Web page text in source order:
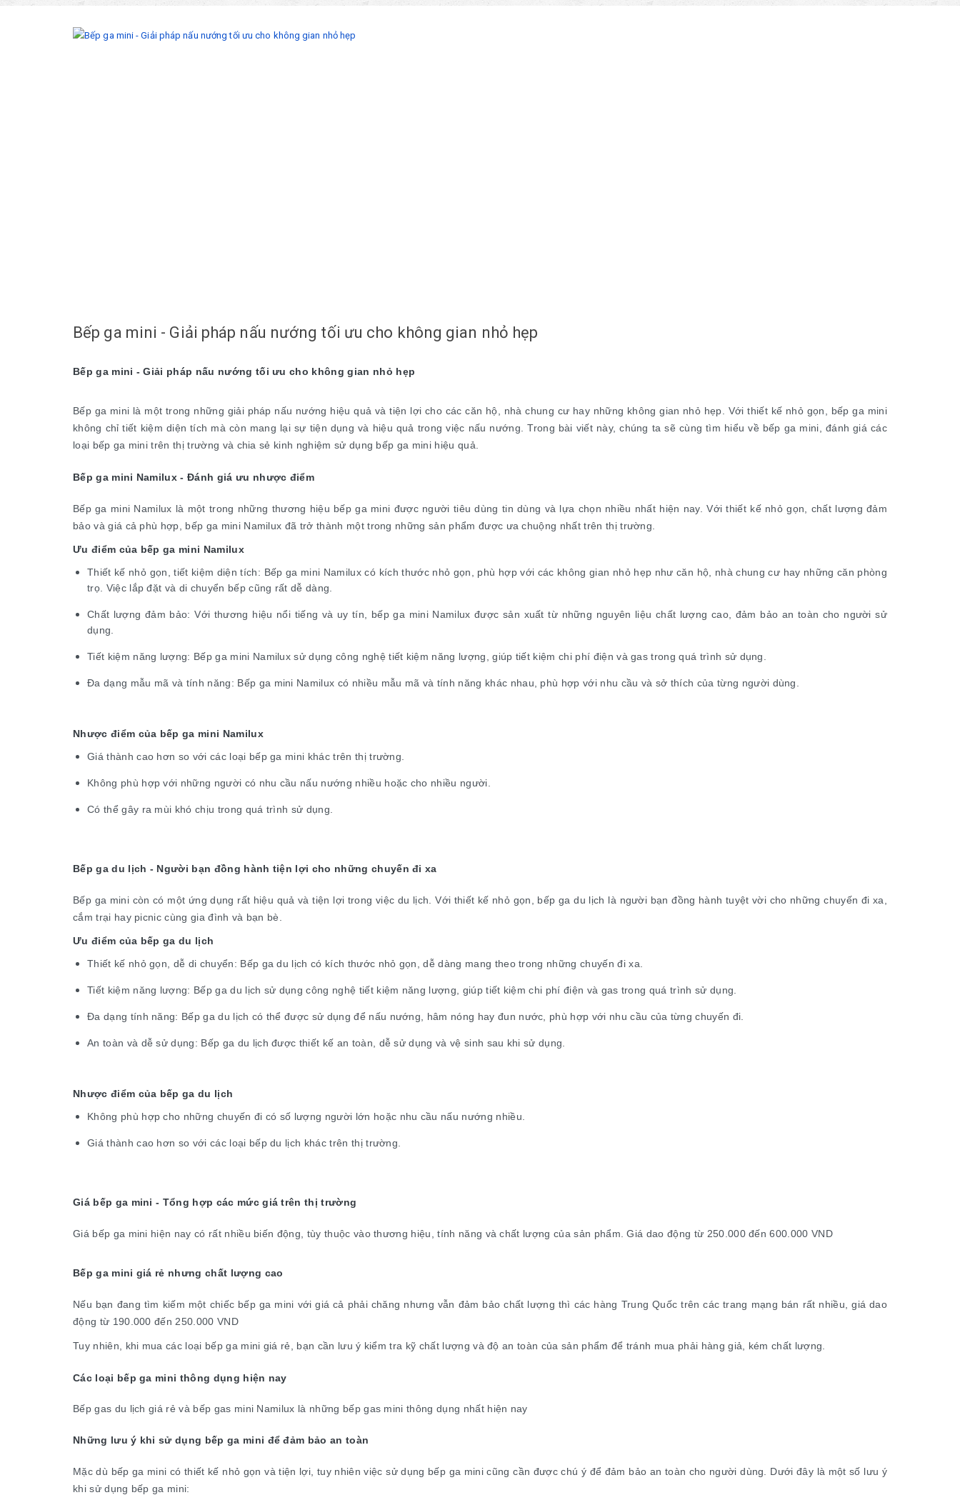
Bếp ga mini - Giải pháp nấu nướng tối ưu cho không gian nhỏ hẹp
Bếp ga mini - Giải pháp nấu nướng tối ưu cho không gian nhỏ hẹp
Bếp ga mini là một trong những giải pháp nấu nướng hiệu quả và tiện lợi cho các căn hộ, nhà chung cư hay những không gian nhỏ hẹp. Với thiết kế nhỏ gọn, bếp ga mini
không chỉ tiết kiệm diện tích mà còn mang lại sự tiện dụng và hiệu quả trong việc nấu nướng. Trong bài viết này, chúng ta sẽ cùng tìm hiểu về bếp ga mini, đánh giá các
loại bếp ga mini trên thị trường và chia sẻ kinh nghiệm sử dụng bếp ga mini hiệu quả.
Bếp ga mini Namilux - Đánh giá ưu nhược điểm
Bếp ga mini Namilux là một trong những thương hiệu bếp ga mini được người tiêu dùng tin dùng và lựa chọn nhiều nhất hiện nay. Với thiết kế nhỏ gọn, chất lượng đảm
bảo và giá cả phù hợp, bếp ga mini Namilux đã trở thành một trong những sản phẩm được ưa chuộng nhất trên thị trường.
Ưu điểm của bếp ga mini Namilux
Thiết kế nhỏ gọn, tiết kiệm diện tích: Bếp ga mini Namilux có kích thước nhỏ gọn, phù hợp với các không gian nhỏ hẹp như căn hộ, nhà chung cư hay những căn phòng
trọ. Việc lắp đặt và di chuyển bếp cũng rất dễ dàng.
Chất lượng đảm bảo: Với thương hiệu nổi tiếng và uy tín, bếp ga mini Namilux được sản xuất từ những nguyên liệu chất lượng cao, đảm bảo an toàn cho người sử
dụng.
Tiết kiệm năng lượng: Bếp ga mini Namilux sử dụng công nghệ tiết kiệm năng lượng, giúp tiết kiệm chi phí điện và gas trong quá trình sử dụng.
Đa dạng mẫu mã và tính năng: Bếp ga mini Namilux có nhiều mẫu mã và tính năng khác nhau, phù hợp với nhu cầu và sở thích của từng người dùng.
Nhược điểm của bếp ga mini Namilux
Giá thành cao hơn so với các loại bếp ga mini khác trên thị trường.
Không phù hợp với những người có nhu cầu nấu nướng nhiều hoặc cho nhiều người.
Có thể gây ra mùi khó chịu trong quá trình sử dụng.
Bếp ga du lịch - Người bạn đồng hành tiện lợi cho những chuyến đi xa
Bếp ga mini còn có một ứng dụng rất hiệu quả và tiện lợi trong việc du lịch. Với thiết kế nhỏ gọn, bếp ga du lịch là người bạn đồng hành tuyệt vời cho những chuyến đi xa,
cắm trại hay picnic cùng gia đình và bạn bè.
Ưu điểm của bếp ga du lịch
Thiết kế nhỏ gọn, dễ di chuyển: Bếp ga du lịch có kích thước nhỏ gọn, dễ dàng mang theo trong những chuyến đi xa.
Tiết kiệm năng lượng: Bếp ga du lịch sử dụng công nghệ tiết kiệm năng lượng, giúp tiết kiệm chi phí điện và gas trong quá trình sử dụng.
Đa dạng tính năng: Bếp ga du lịch có thể được sử dụng để nấu nướng, hâm nóng hay đun nước, phù hợp với nhu cầu của từng chuyến đi.
An toàn và dễ sử dụng: Bếp ga du lịch được thiết kế an toàn, dễ sử dụng và vệ sinh sau khi sử dụng.
Nhược điểm của bếp ga du lịch
Không phù hợp cho những chuyến đi có số lượng người lớn hoặc nhu cầu nấu nướng nhiều.
Giá thành cao hơn so với các loại bếp du lịch khác trên thị trường.
Giá bếp ga mini - Tổng hợp các mức giá trên thị trường
Giá bếp ga mini hiện nay có rất nhiều biến động, tùy thuộc vào thương hiệu, tính năng và chất lượng của sản phẩm. Giá dao động từ 250.000 đến 600.000 VND
Bếp ga mini giá rẻ nhưng chất lượng cao
Nếu bạn đang tìm kiếm một chiếc bếp ga mini với giá cả phải chăng nhưng vẫn đảm bảo chất lượng thì các hàng Trung Quốc trên các trang mạng bán rất nhiều, giá dao
động từ 190.000 đến 250.000 VND
Tuy nhiên, khi mua các loại bếp ga mini giá rẻ, bạn cần lưu ý kiểm tra kỹ chất lượng và độ an toàn của sản phẩm để tránh mua phải hàng giả, kém chất lượng.
Các loại bếp ga mini thông dụng hiện nay
Bếp gas du lịch giá rẻ và bếp gas mini Namilux là những bếp gas mini thông dụng nhất hiện nay
Những lưu ý khi sử dụng bếp ga mini để đảm bảo an toàn
Mặc dù bếp ga mini có thiết kế nhỏ gọn và tiện lợi, tuy nhiên việc sử dụng bếp ga mini cũng cần được chú ý để đảm bảo an toàn cho người dùng. Dưới đây là một số lưu ý
khi sử dụng bếp ga mini: